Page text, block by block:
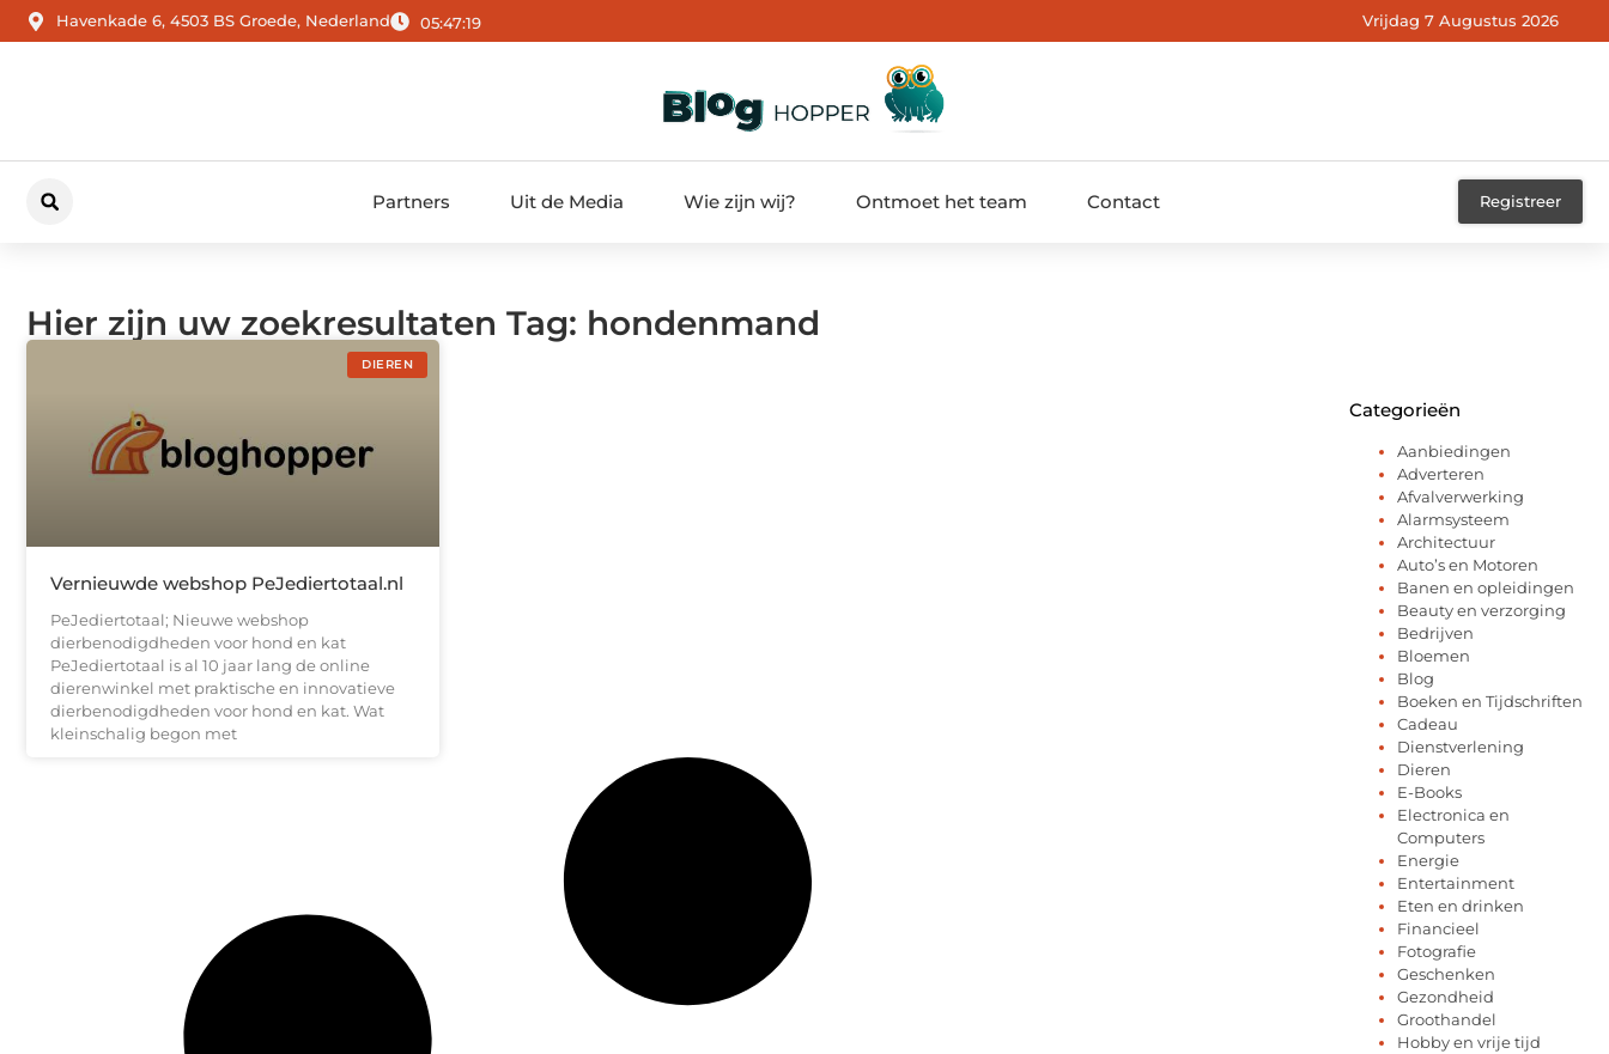
Havenkade 6, 4503 BS Groede, Nederland 05:47:20 Vrijdag 7 Augustus 2026
Partners Uit de Media Wie zijn wij? Ontmoet het team Contact Registreer
Hier zijn uw zoekresultaten Tag: hondenmand
DIEREN
Vernieuwde webshop PeJediertotaal.nl
PeJediertotaal; Nieuwe webshop
dierbenodigdheden voor hond en kat
PeJediertotaal is al 10 jaar lang de online
dierenwinkel met praktische en innovatieve
dierbenodigdheden voor hond en kat. Wat
kleinschalig begon met
Categorieën
Aanbiedingen
Adverteren
Afvalverwerking
Alarmsysteem
Architectuur
Auto’s en Motoren
Banen en opleidingen
Beauty en verzorging
Bedrijven
Bloemen
Blog
Boeken en Tijdschriften
Cadeau
Dienstverlening
Dieren
E-Books
Electronica en
Computers
Energie
Entertainment
Eten en drinken
Financieel
Fotografie
Geschenken
Gezondheid
Groothandel
Hobby en vrije tijd